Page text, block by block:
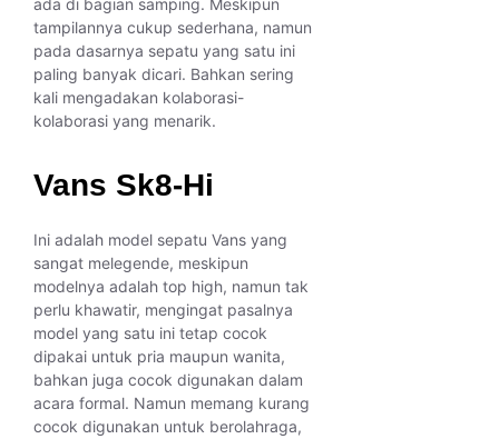
ada di bagian samping. Meskipun
tampilannya cukup sederhana, namun
pada dasarnya sepatu yang satu ini
paling banyak dicari. Bahkan sering
kali mengadakan kolaborasi-
kolaborasi yang menarik.
Vans Sk8-Hi
Ini adalah model sepatu Vans yang
sangat melegende, meskipun
modelnya adalah top high, namun tak
perlu khawatir, mengingat pasalnya
model yang satu ini tetap cocok
dipakai untuk pria maupun wanita,
bahkan juga cocok digunakan dalam
acara formal. Namun memang kurang
cocok digunakan untuk berolahraga,